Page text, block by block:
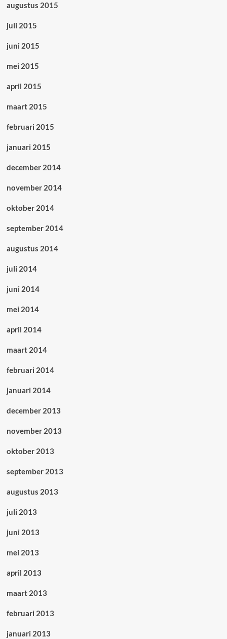
augustus 2015
juli 2015
juni 2015
mei 2015
april 2015
maart 2015
februari 2015
januari 2015
december 2014
november 2014
oktober 2014
september 2014
augustus 2014
juli 2014
juni 2014
mei 2014
april 2014
maart 2014
februari 2014
januari 2014
december 2013
november 2013
oktober 2013
september 2013
augustus 2013
juli 2013
juni 2013
mei 2013
april 2013
maart 2013
februari 2013
januari 2013